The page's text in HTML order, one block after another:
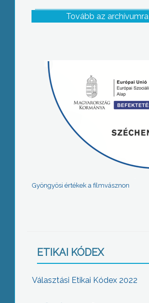
Tovább az archívumra
Gyöngyösi értékek a filmvásznon
ETIKAI KÓDEX
Választási Etikai Kódex 2022